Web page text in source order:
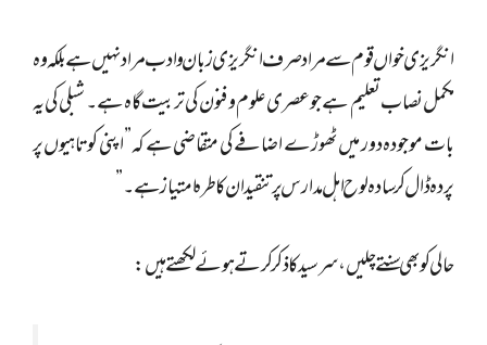
انگریزی خواں قوم سے مراد صرف انگریزی زبان و ادب مراد نہیں ہے بلکہ وہ
مکمل نصاب تعلیم ہے جو عصری علوم و فنون کی تربیت گاہ ہے۔ شبلی کی یہ
بات موجودہ دور میں ٹھوڑے اضافے کی متقاضی ہے کہ” اپنی کوتاہیوں پر
پردہ ڈال کر سادہ لوح اہل مدارس پر تنقید ان کا طرہ امتیاز ہے۔”
حالی کو بھی سنتے چلیں، سرسید کا ذکر کرتے ہوئے لکھتے ہیں: